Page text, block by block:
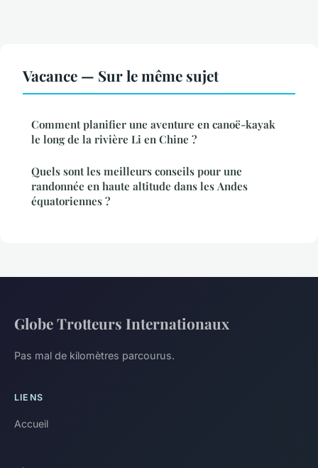
Vacance — Sur le même sujet
Comment planifier une aventure en canoë-kayak
le long de la rivière Li en Chine ?
Quels sont les meilleurs conseils pour une
randonnée en haute altitude dans les Andes
équatoriennes ?
Globe Trotteurs Internationaux
Pas mal de kilomètres parcourus.
LIENS
Accueil